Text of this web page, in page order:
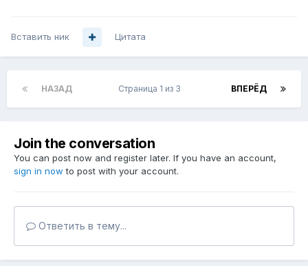
Вставить ник Цитата
НАЗАД ВПЕРЁД
Страница 1 из 3
Join the conversation
You can post now and register later. If you have an account,
sign in now to post with your account.
Ответить в тему...